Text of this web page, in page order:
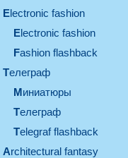
electronic fashion
electronic fashion
Fashion flashback
телеграф
миниатюры
телеграф
Telegraf flashback
architectural fantasy